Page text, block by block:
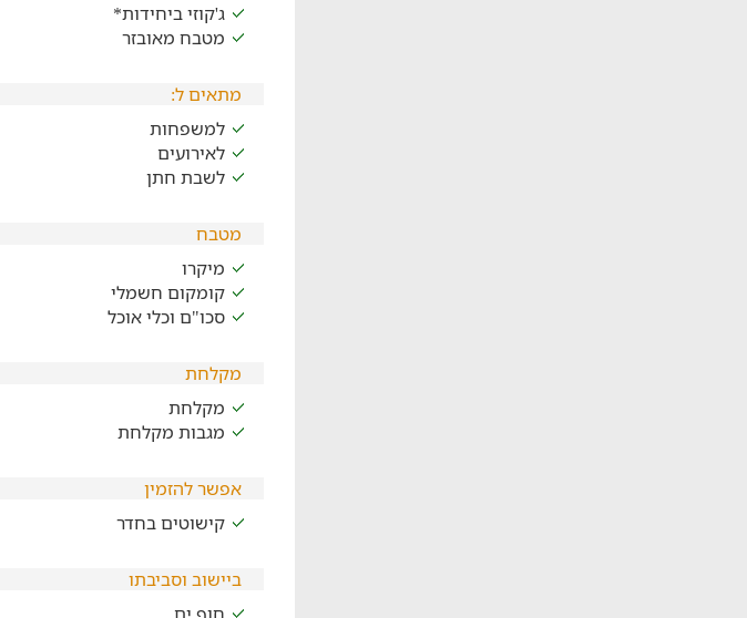
ג'קוזי ביחידות*
מטבח מאובזר
מתאים ל:
למשפחות
לאירועים
לשבת חתן
מטבח
מיקרו
קומקום חשמלי
סכו"ם וכלי אוכל
מקלחת
מקלחת
מגבות מקלחת
אפשר להזמין
קישוטים בחדר
ביישוב וסביבתו